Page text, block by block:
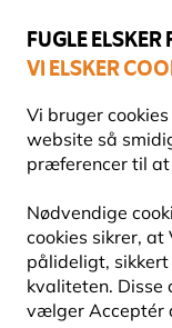
FUGLE
VI ELSKER
Vi bruger
website så
præferencer til at
Nødvendige
cookies sikrer,
pålideligt,
kvaliteten. Disse
vælger Acceptér
60% RABAT